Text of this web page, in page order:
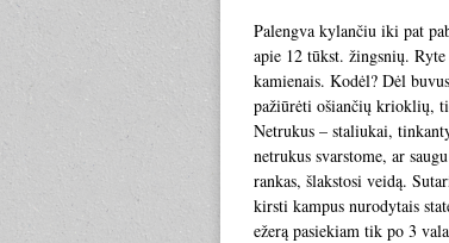
Palengva kylančiu iki pat
apie 12 tūkst. žingsnių.
kamienais. Kodėl? Dėl
pažiūrėti ošiančių krioklių,
Netrukus – staliukai,
netrukus svarstome, ar
rankas, šlakstosi veidą.
kirsti kampus nurodytais
ežerą pasiekiam tik po 3